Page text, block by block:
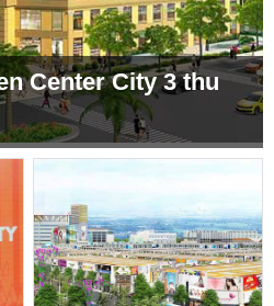
Center City 3 thu